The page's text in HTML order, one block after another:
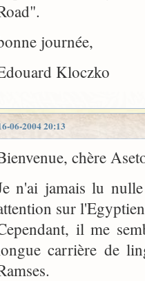
journée,
Kloczko
06-2004 20:13
chère
n'ai jamais lu
sur
il me
carrière de